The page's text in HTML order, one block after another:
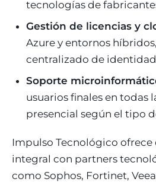
tecnologías de
Gestión de licencias y
Azure y entornos
centralizado de
Soporte
usuarios finales en todas
presencial según el tipo
Impulso Tecnológico ofrece
integral con partners
como Sophos, Fortinet,